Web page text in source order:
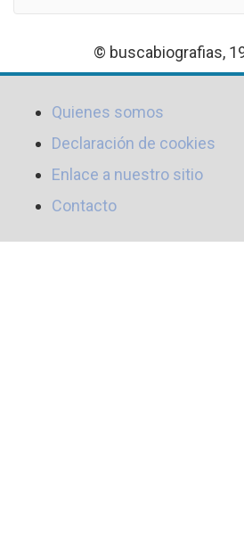
© buscabiografias,
Quienes somos
Declaración de cookies
Enlace a nuestro sitio
Contacto